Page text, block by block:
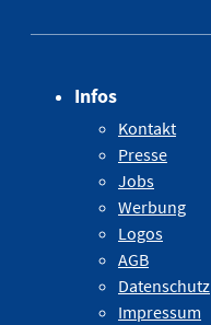
Infos
Kontakt
Presse
Jobs
Werbung
Logos
AGB
Datenschutz
Impressum